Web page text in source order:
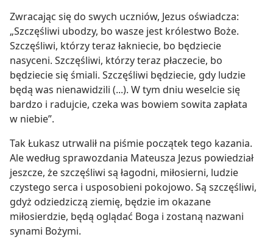
Zwracając się do swych uczniów, Jezus oświadcza:
„Szczęśliwi ubodzy, bo wasze jest królestwo Boże.
Szczęśliwi, którzy teraz łakniecie, bo będziecie
nasyceni. Szczęśliwi, którzy teraz płaczecie, bo
będziecie się śmiali. Szczęśliwi będziecie, gdy ludzie
będą was nienawidzili (...). W tym dniu weselcie się
bardzo i radujcie, czeka was bowiem sowita zapłata
w niebie”.
Tak Łukasz utrwalił na piśmie początek tego kazania.
Ale według sprawozdania Mateusza Jezus powiedział
jeszcze, że szczęśliwi są łagodni, miłosierni, ludzie
czystego serca i usposobieni pokojowo. Są szczęśliwi,
gdyż odziedziczą ziemię, będzie im okazane
miłosierdzie, będą oglądać Boga i zostaną nazwani
synami Bożymi.